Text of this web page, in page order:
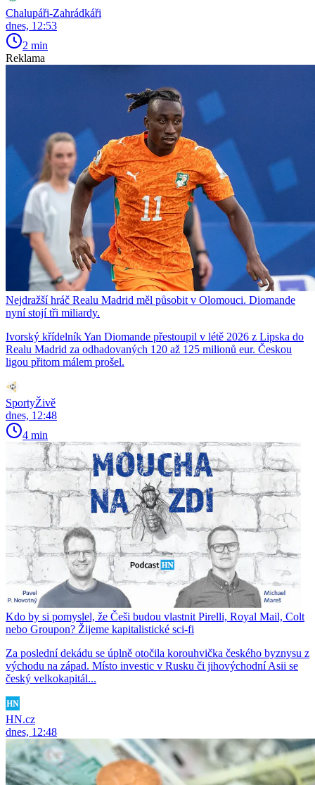
Chalupáři-Zahrádkáři
dnes, 12:53
2 min
Reklama
Nejdražší hráč Realu Madrid měl působit v Olomouci. Diomande
nyní stojí tři miliardy.
Ivorský křídelník Yan Diomande přestoupil v létě 2026 z Lipska do
Realu Madrid za odhadovaných 120 až 125 milionů eur. Českou
ligou přitom málem prošel.
SportyŽivě
dnes, 12:48
4 min
Kdo by si pomyslel, že Češi budou vlastnit Pirelli, Royal Mail, Colt
nebo Groupon? Žijeme kapitalistické sci-fi
Za poslední dekádu se úplně otočila korouhvička českého byznysu z
východu na západ. Místo investic v Rusku či jihovýchodní Asii se
český velkokapitál...
HN.cz
dnes, 12:48